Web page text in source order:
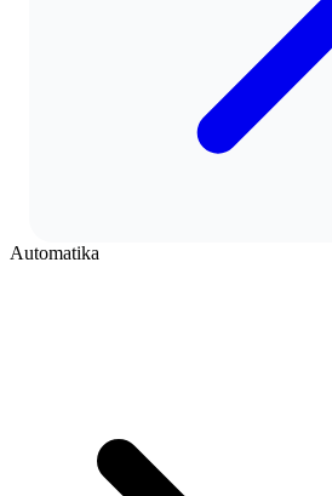
Automatika